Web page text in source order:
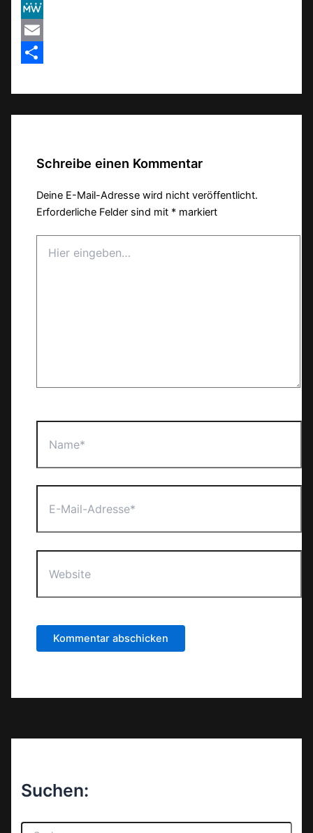
VK
MeWe
Email
Schreibe einen Kommentar
Deine E-Mail-Adresse wird nicht veröffentlicht.
Erforderliche Felder sind mit * markiert
eingeben…
Mail-
Suchen:
S